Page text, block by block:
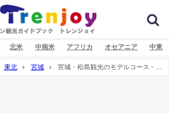
北米 中南米 アフリカ オセアニア 中東
東北 宮城
宮城・松島観光のモデルコース - 遊